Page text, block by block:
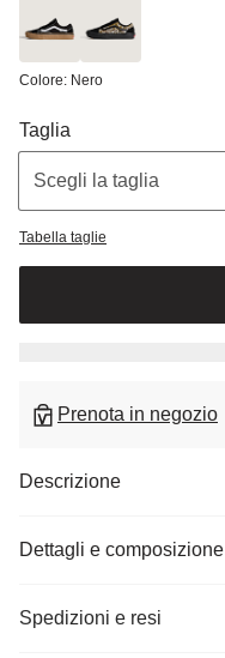
Diapositiva 1 di 0
Colore: Nero
Taglia
Scegli la taglia
Tabella taglie
Prenota in negozio
Descrizione
Dettagli e composizione
Spedizioni e resi